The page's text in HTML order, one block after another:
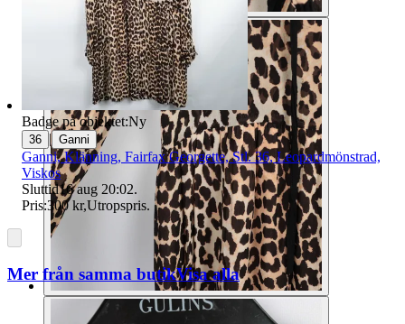
Badge på objektet:Ny
36 | Ganni
Ganni, Klänning, Fairfax Georgette, Stl. 36, Leopardmönstrad,
Viskos
Sluttid16 aug 20:02.
Pris:300 kr,Utropspris.
Mer från samma butikVisa alla